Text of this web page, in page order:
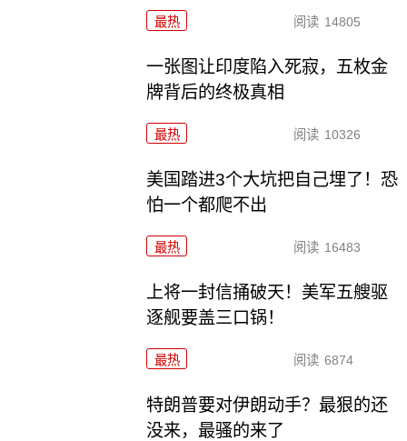
最热 阅读 14805
一张图让印度陷入死寂，五枚金
牌背后的终极真相
最热 阅读 10326
美国踏进3个大坑把自己埋了！恐
怕一个都爬不出
最热 阅读 16483
上将一封信捅破天！美军五艘驱
逐舰要盖三口锅！
最热 阅读 6874
特朗普要对伊朗动手？最狠的还
没来，最骚的来了